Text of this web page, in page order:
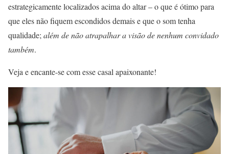
estrategicamente localizados acima do altar – o que é ótimo para
que eles não fiquem escondidos demais e que o som tenha
qualidade; além de não atrapalhar a visão de nenhum convidado
também.
Veja e encante-se com esse casal apaixonante!